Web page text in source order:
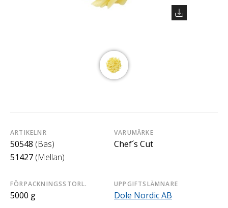
ARTIKELNR
50548 (Bas)
51427 (Mellan)
VARUMÄRKE
Chef´s Cut
FÖRPACKNINGSSTORL.
5000 g
UPPGIFTSLÄMNARE
Dole Nordic AB